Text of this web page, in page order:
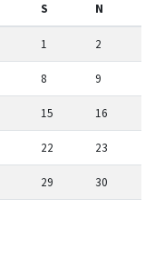
S N
1 2
8 9
15 16
22 23
29 30